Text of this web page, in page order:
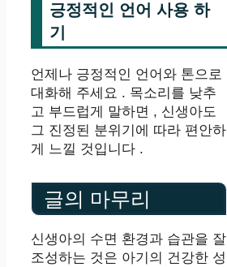
긍정적인 언어 사용 하
기
언제나 긍정적인 언어와 톤으로
대화해 주세요 . 목소리를 낮추
고 부드럽게 말하면 , 신생아도
그 진정된 분위기에 따라 편안하
게 느낄 것입니다 .
글의 마무리
신생아의 수면 환경과 습관을 잘
조성하는 것은 아기의 건강한 성